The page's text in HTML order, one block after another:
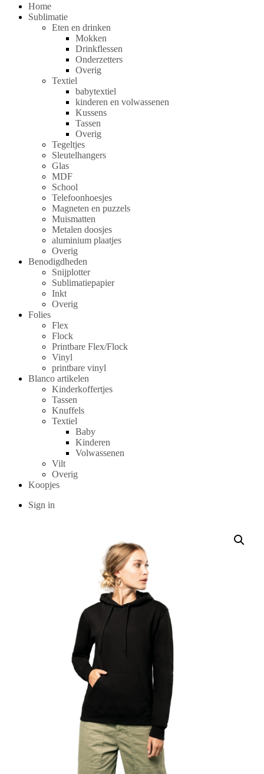
Home
Sublimatie
Eten en drinken
Mokken
Drinkflessen
Onderzetters
Overig
Textiel
babytextiel
kinderen en volwassenen
Kussens
Tassen
Overig
Tegeltjes
Sleutelhangers
Glas
MDF
School
Telefoonhoesjes
Magneten en puzzels
Muismatten
Metalen doosjes
aluminium plaatjes
Overig
Benodigdheden
Snijplotter
Sublimatiepapier
Inkt
Overig
Folies
Flex
Flock
Printbare Flex/Flock
Vinyl
printbare vinyl
Blanco artikelen
Kinderkoffertjes
Tassen
Knuffels
Textiel
Baby
Kinderen
Volwassenen
Vilt
Overig
Koopjes
Sign in